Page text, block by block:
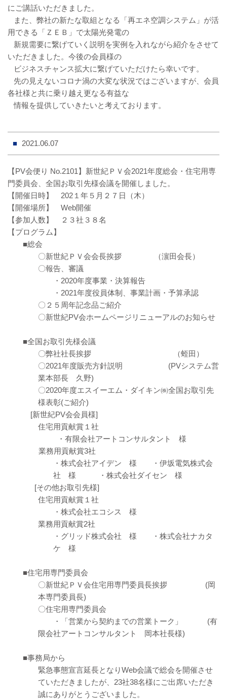
にご講話いただきました。
また、弊社の新たな取組となる「再エネ空調システム」が活
用できる「ＺＥＢ」で太陽光発電の
新規需要に繋げていく説明を実例を入れながら紹介をさせて
いただきました。今後の会員様の
ビジネスチャンス拡大に繋げていただけたら幸いです。
先の見えないコロナ渦の大変な状況ではございますが、会員
各社様と共に乗り越え更なる有益な
情報を提供していきたいと考えております。
2021.06.07
【PV会便り No.2101】新世紀ＰＶ会2021年度総会・住宅用専
門委員会、全国お取引先様会議を開催しました。
【開催日時】 202１年５月２７日（木）
【開催場所】 Web開催
【参加人数】 ２３社３８名
【プログラム】
■総会
〇新世紀ＰＶ会会長挨拶 （濵田会長）
〇報告、審議
・2020年度事業・決算報告
・2021年度役員体制、事業計画・予算承認
〇２５周年記念品ご紹介
〇新世紀PV会ホームページリニューアルのお知らせ
■全国お取引先様会議
〇弊社社長挨拶 （蛭田）
〇2021年度販売方針説明 (PVシステム営
業本部長 久野)
〇2020年度エスイーエム・ダイキン㈱全国お取引先
様表彰(ご紹介)
[新世紀PV会会員様]
住宅用貢献賞１社
・有限会社アートコンサルタント 様
業務用貢献賞3社
・株式会社アイデン 様 ・伊坂電気株式会
社 様 ・株式会社ダイセン 様
[その他お取引先様]
住宅用貢献賞１社
・株式会社エコシス 様
業務用貢献賞2社
・グリッド株式会社 様 ・株式会社ナカタ
ケ 様
■住宅用専門委員会
〇新世紀ＰＶ会住宅用専門委員長挨拶 (岡
本専門委員長)
〇住宅用専門委員会
・「営業から契約までの営業トーク」 (有
限会社アートコンサルタント 岡本社長様)
■事務局から
緊急事態宣言延長となりWeb会議で総会を開催させ
ていただきましたが、23社38名様にご出席いただき
誠にありがとうございました。